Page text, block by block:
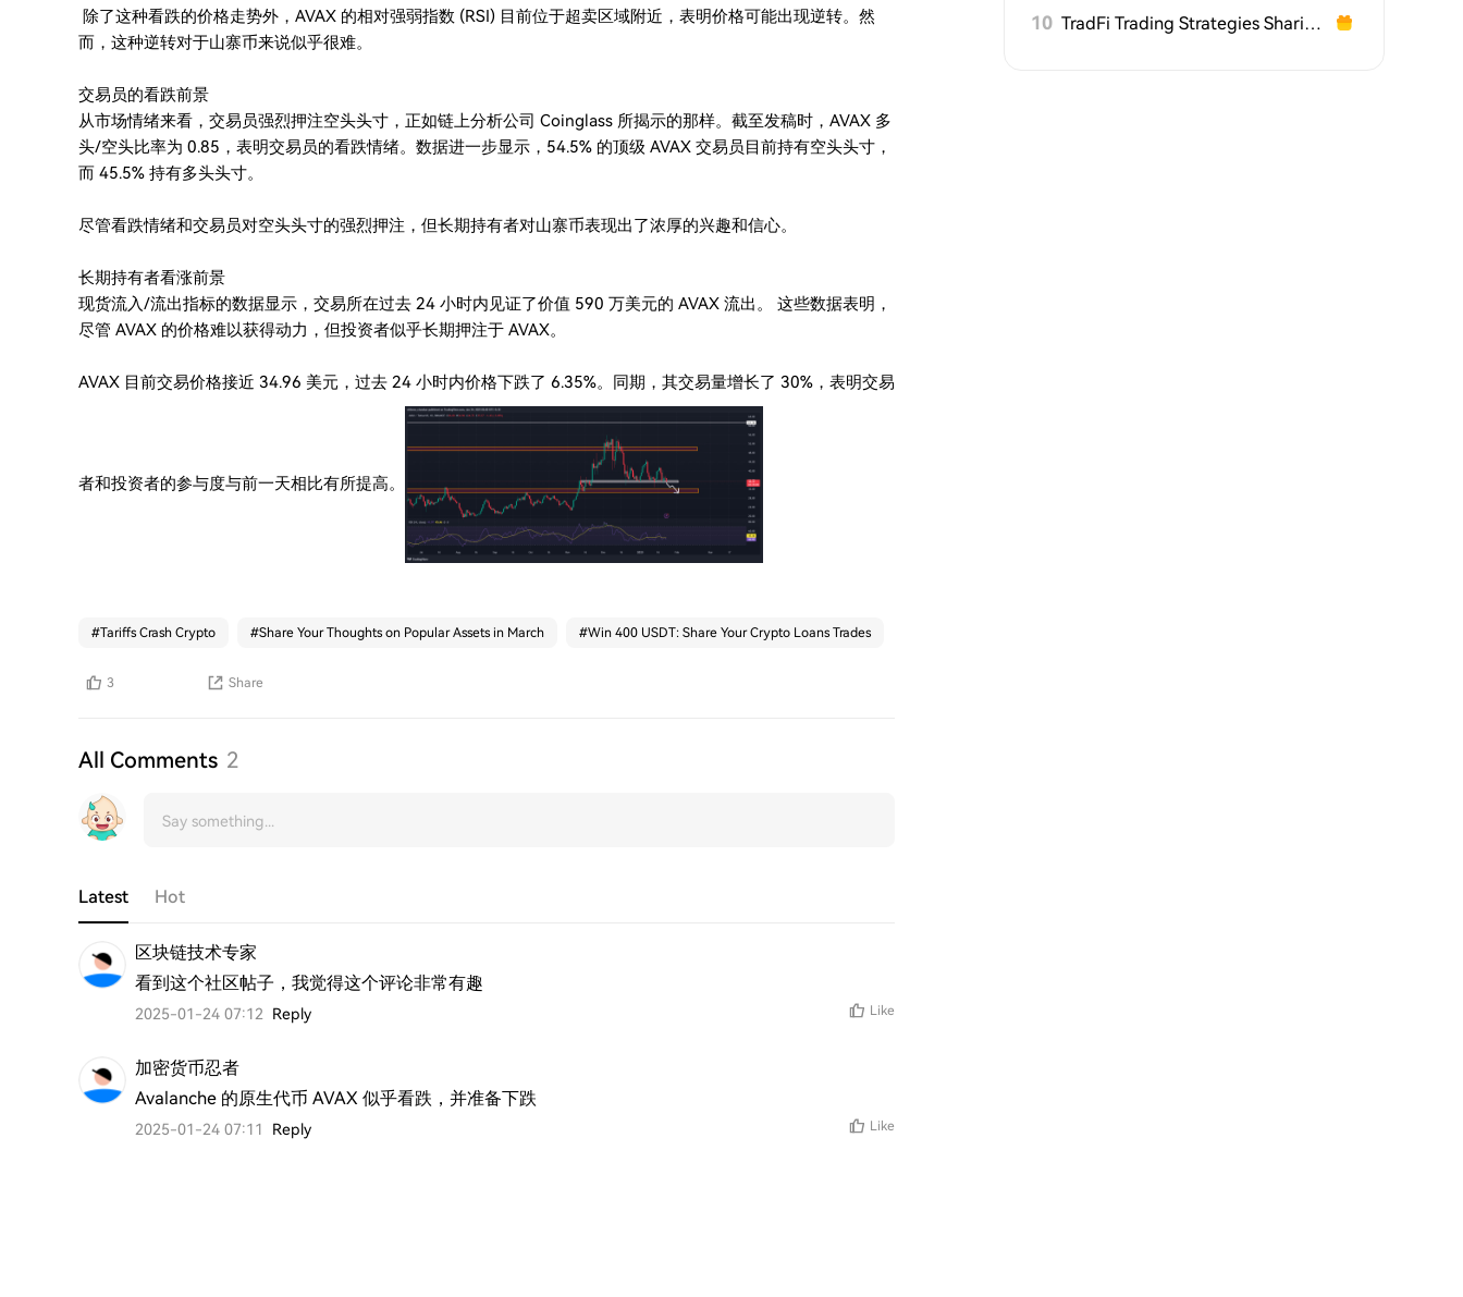
除了这种看跌的价格走势外，AVAX 的相对强弱指数 (RSI) 目前位于超卖区域附近，表明价格可能出现逆转。然
而，这种逆转对于山寨币来说似乎很难。
交易员的看跌前景
从市场情绪来看，交易员强烈押注空头头寸，正如链上分析公司 Coinglass 所揭示的那样。截至发稿时，AVAX 多
头/空头比率为 0.85，表明交易员的看跌情绪。数据进一步显示，54.5% 的顶级 AVAX 交易员目前持有空头头寸，
而 45.5% 持有多头头寸。
尽管看跌情绪和交易员对空头头寸的强烈押注，但长期持有者对山寨币表现出了浓厚的兴趣和信心。
长期持有者看涨前景
现货流入/流出指标的数据显示，交易所在过去 24 小时内见证了价值 590 万美元的 AVAX 流出。 这些数据表明，
尽管 AVAX 的价格难以获得动力，但投资者似乎长期押注于 AVAX。
AVAX 目前交易价格接近 34.96 美元，过去 24 小时内价格下跌了 6.35%。同期，其交易量增长了 30%，表明交易
者和投资者的参与度与前一天相比有所提高。
#Tariffs Crash Crypto #Share Your Thoughts on Popular Assets in March #Win 400 USDT: Share Your Crypto Loans Trades
3 Share
All Comments 2
Latest Hot
区块链技术专家
看到这个社区帖子，我觉得这个评论非常有趣
2025-01-24 07:12 Reply Like
加密货币忍者
Avalanche 的原生代币 AVAX 似乎看跌，并准备下跌
2025-01-24 07:11 Reply Like
10 TradFi Trading Strategies Sharing Challenge